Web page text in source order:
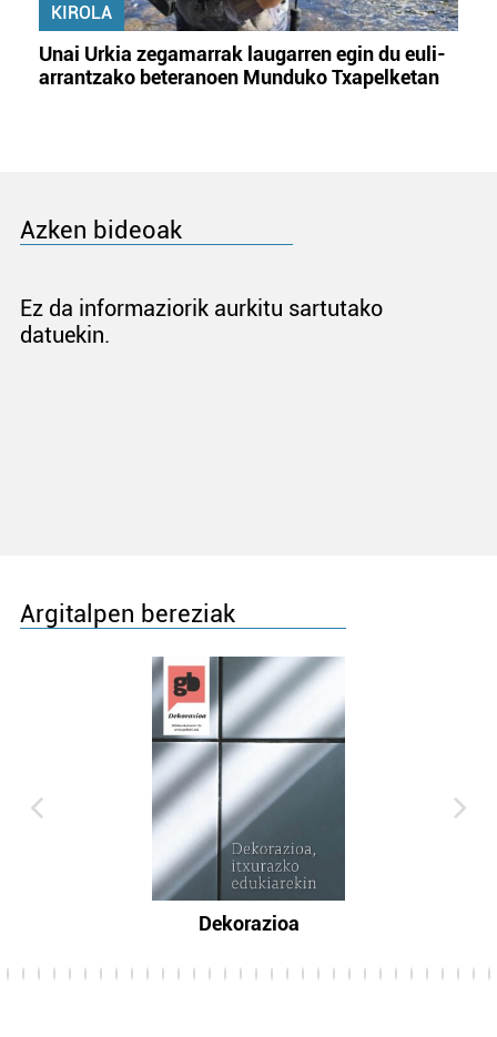
KIROLA
Unai Urkia zegamarrak laugarren egin du euli-
arrantzako beteranoen Munduko Txapelketan
Azken bideoak
Ez da informaziorik aurkitu sartutako
datuekin.
Argitalpen bereziak
Dekorazioa